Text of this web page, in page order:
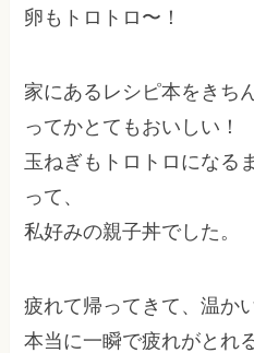
卵もトロトロ〜！
家にあるレシピ本をきち
ってかとてもおいしい！
玉ねぎもトロトロになる
って、
私好みの親子丼でした。
疲れて帰ってきて、温か
本当に一瞬で疲れがとれ